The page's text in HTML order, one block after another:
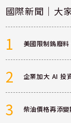
國際新聞｜大
1 美國限制鎢廢
2 企業加大 AI 投
3 柴油價格再添